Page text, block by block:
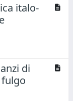
italo-
di
fulgo